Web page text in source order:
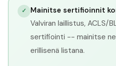
✓ Mainitse sertifioinnit
Valviran laillistus, ACLS/
sertifiointi -- mainitse
erillisenä listana.